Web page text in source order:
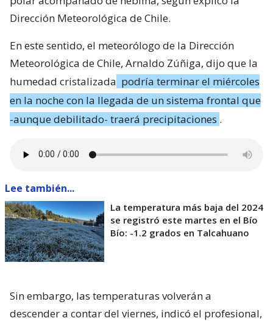
Dirección Meteorológica de Chile.
En este sentido, el meteorólogo de la Dirección
Meteorológica de Chile, Arnaldo Zúñiga, dijo que la
humedad cristalizada podría terminar el miércoles
en la noche con la llegada de un sistema frontal que
-aunque debilitado- traerá precipitaciones .
Lee también...
La temperatura más baja del 2024
se registró este martes en el Bío
Bío: -1.2 grados en Talcahuano
Sin embargo, las temperaturas volverán a
descender a contar del viernes, indicó el profesional,